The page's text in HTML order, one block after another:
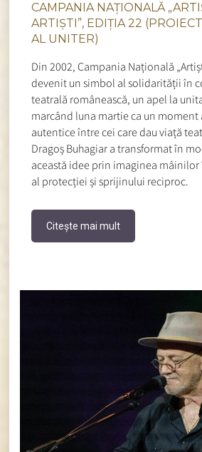
CAMPANIA NAȚIONALĂ
ARTIȘTI”, EDIȚIA 22
AL UNITER)
Din 2002, Campania Națională
devenit un simbol al solidarității în
teatrală românească, un apel la
marcând luna martie ca un
autentice între cei care dau viață
Dragoș Buhagiar a transformat în
această idee prin imaginea
al protecției și sprijinului reciproc.
Citește mai mult